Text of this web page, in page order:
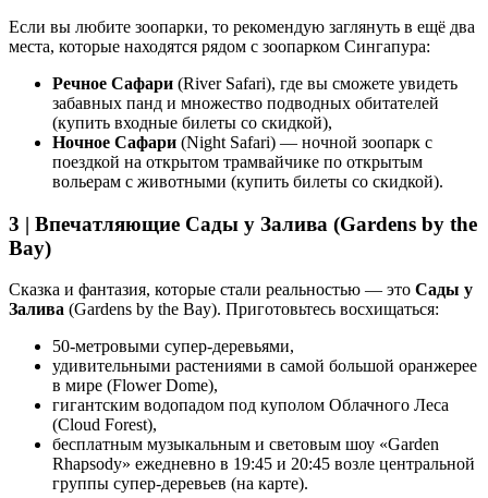
Если вы любите зоопарки, то рекомендую заглянуть в ещё два
места, которые находятся рядом с зоопарком Сингапура:
Речное Сафари (River Safari), где вы сможете увидеть
забавных панд и множество подводных обитателей
(купить входные билеты со скидкой),
Ночное Сафари (Night Safari) — ночной зоопарк с
поездкой на открытом трамвайчике по открытым
вольерам с животными (купить билеты со скидкой).
3 | Впечатляющие Сады у Залива (Gardens by the
Bay)
Сказка и фантазия, которые стали реальностью — это Сады у
Залива (Gardens by the Bay). Приготовьтесь восхищаться:
50-метровыми супер-деревьями,
удивительными растениями в самой большой оранжерее
в мире (Flower Dome),
гигантским водопадом под куполом Облачного Леса
(Cloud Forest),
бесплатным музыкальным и световым шоу «Garden
Rhapsody» ежедневно в 19:45 и 20:45 возле центральной
группы супер-деревьев (на карте).